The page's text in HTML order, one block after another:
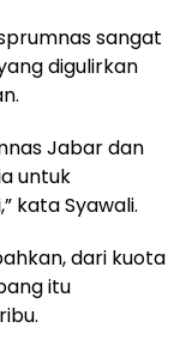
sangat
digulirkan
Jabar dan
untuk
kata Syawali.
dari kuota
itu